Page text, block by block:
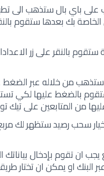
على باي بال ستذهب الى
بك بعدها ستقوم
بالنقر على زر
من خلاله عبر الضغط
بالضغط عليها لكي
من المتابعين على تيك
سحب رصيد ستظهر لك مربع
ان تقوم بإدخال بياناتك
او يمكن ان تختار